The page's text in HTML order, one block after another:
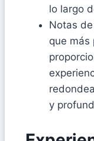
lo largo
Notas
que más
y